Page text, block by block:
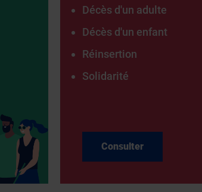
Décès d'un adulte
Décès d'un enfant
Réinsertion
Solidarité
Consulter